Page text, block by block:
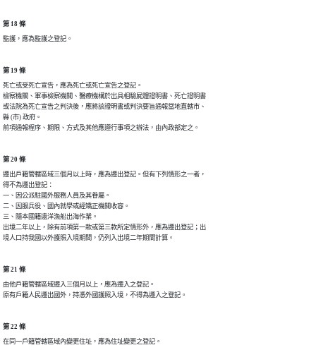
第 18 條
監護，應為監護之登記。
第 19 條
死亡或受死亡宣告，應為死亡或死亡宣告之登記。
檢察機關、軍事檢察機關、醫療機構於出具相驗屍體證明書、死亡證明書
或法院為死亡宣告之判決後，應將該證明書或判決要旨通報當地直轄市、
縣 (市) 政府。
前項通報程序、期限、方式及其他應遵行事項之辦法，由內政部定之。
第 20 條
遷出戶籍管轄區域三個月以上時，應為遷出登記。但有下列情形之一者，
得不為遷出登記：
一、因公派駐國外服務人員及其眷屬。
二、因服兵役、國內就學或經矯正機關收容。
三、隨本國籍遠洋漁船出海作業。
出境二年以上，除有前項第一款或第三款所定情形外，應為遷出登記；出
境人口持我國以外護照入境期間，仍列入出境二年期間計算。
第 21 條
由他戶籍管轄區域遷入三個月以上，應為遷入之登記。
原有戶籍人民遷出國外，持憑外國護照入境，不得為遷入之登記。
第 22 條
在同一戶籍管轄區域內變更住址，應為住址變更之登記。